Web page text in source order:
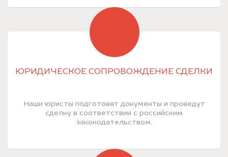
ЮРИДИЧЕСКОЕ СОПРОВОЖДЕНИЕ СДЕЛКИ
Наши юристы подготовят документы и проведут
сделку в соответствии с российским
законодательством.